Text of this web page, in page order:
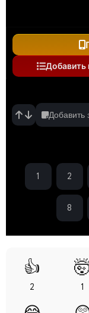
Добавить
Добавить
1 2
8
👍
2 1